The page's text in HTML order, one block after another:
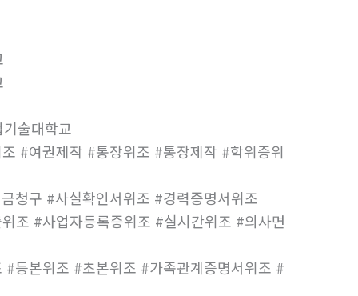
술대학교
#여권제작 #통장위조 #통장제작 #학위증위
청구 #사실확인서위조 #경력증명서위조
조 #사업자등록증위조 #실시간위조 #의사면
등본위조 #초본위조 #가족관계증명서위조 #